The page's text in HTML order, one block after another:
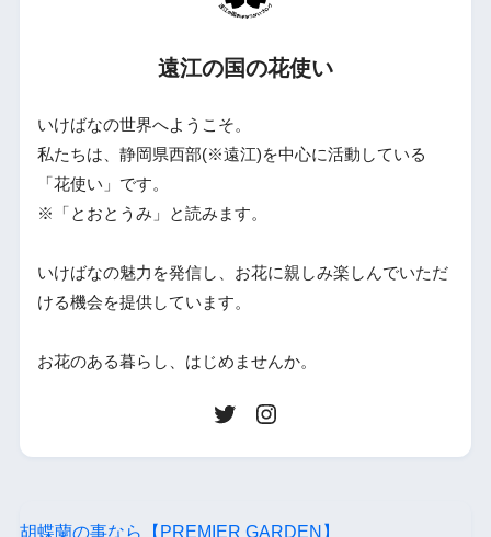
遠江の国の花使い
いけばなの世界へようこそ。
私たちは、静岡県西部(※遠江)を中心に活動している
「花使い」です。
※「とおとうみ」と読みます。
いけばなの魅力を発信し、お花に親しみ楽しんでいただ
ける機会を提供しています。
お花のある暮らし、はじめませんか。
胡蝶蘭の事なら【PREMIER GARDEN】